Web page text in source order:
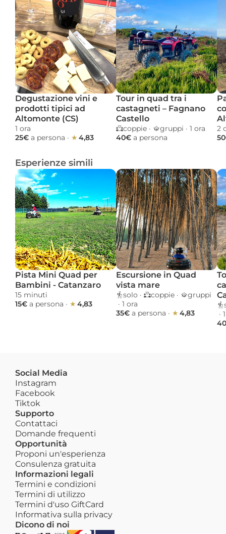
Degustazione vini e
prodotti tipici ad
Altomonte (CS)
1 ora
25€ a persona · ★ 4,83
Tour in quad tra i
castagneti – Fagnano
Castello
coppie · gruppi · 1 ora
40€ a persona
2
Esperienze simili
Pista Mini Quad per
Bambini - Catanzaro
15 minuti
15€ a persona · ★ 4,83
Escursione in Quad
vista mare
solo · coppie ·
gruppi
· 1 ora
35€ a persona · ★ 4,83
·
Social Media
Instagram
Facebook
Tiktok
Supporto
Contattaci
Domande frequenti
Opportunità
Proponi un'esperienza
Consulenza gratuita
Informazioni legali
Termini e condizioni
Termini di utilizzo
Termini d'uso GiftCard
Informativa sulla privacy
Dicono di noi